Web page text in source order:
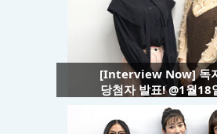
[Interview Now] 독
당첨자 발표! @1월18